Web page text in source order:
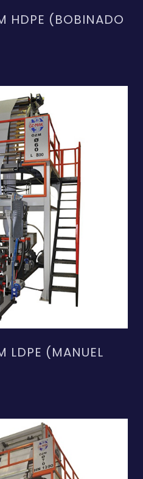
HDPE (BOBINADO
LDPE (MANUEL